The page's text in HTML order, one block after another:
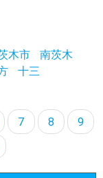
木市
南茨木
十三
7 8
9